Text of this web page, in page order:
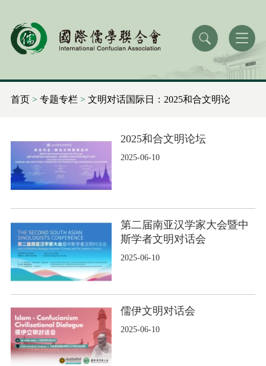
首页> 专题专栏> 文明对话国际日：2025和合文明论
2025和合文明论坛
2025-06-10
第二届南亚汉学家大会暨中
斯学者文明对话会
2025-06-10
儒伊文明对话会
2025-06-10